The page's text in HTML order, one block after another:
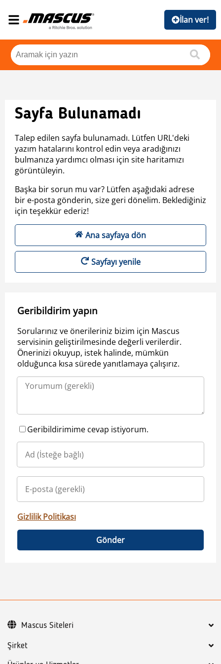
İlan ver!
Sayfa Bulunamadı
Talep edilen sayfa bulunamadı. Lütfen URL'deki
yazım hatalarını kontrol edin veya aradığınızı
bulmanıza yardımcı olması için site haritamızı
görüntüleyin.
Başka bir sorun mu var? Lütfen aşağıdaki adrese
bir e-posta gönderin, size geri dönelim. Beklediğiniz
için teşekkür ederiz!
Ana sayfaya dön
Sayfayı yenile
Geribildirim yapın
Sorularınız ve önerileriniz bizim için Mascus
servisinin geliştirilmesinde değerli verilerdir.
Önerinizi okuyup, istek halinde, mümkün
olduğunca kısa sürede yanıtlamaya çalışırız.
Geribildirimime cevap istiyorum.
Gizlilik Politikası
Gönder
Şirket
Mascus Siteleri